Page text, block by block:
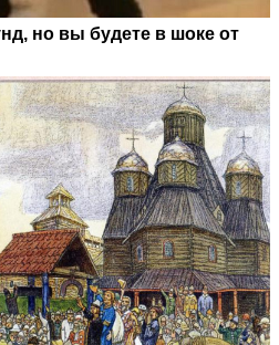
но вы будете в шоке от